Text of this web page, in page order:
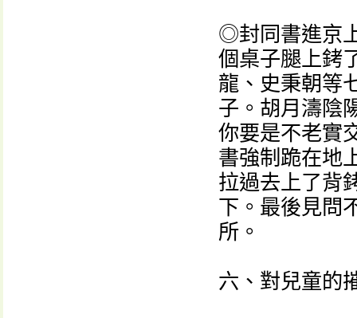
◎封同書進京
個桌子腿上銬
龍、史秉朝等
子。胡月濤陰
你要是不老實
書強制跪在地
拉過去上了背
下。最後見問
所。
六、對兒童的